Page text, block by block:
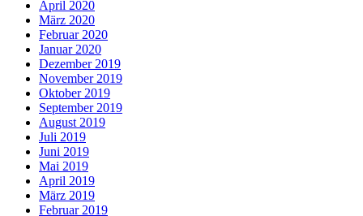
April 2020
März 2020
Februar 2020
Januar 2020
Dezember 2019
November 2019
Oktober 2019
September 2019
August 2019
Juli 2019
Juni 2019
Mai 2019
April 2019
März 2019
Februar 2019